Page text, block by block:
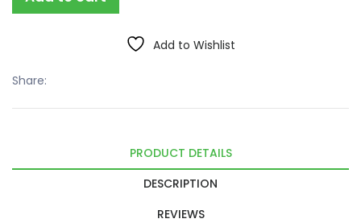
Add to Wishlist
Share:
PRODUCT DETAILS
DESCRIPTION
REVIEWS